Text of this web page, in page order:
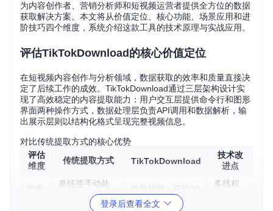
为内容创作者、营销分析师和短视频运营者提供全方位的数据
获取解决方案。本文将从价值定位、核心功能、场景应用和进
阶技巧四个维度，系统介绍这款工具的技术原理与实战应用。
评估TikTokDownload的核心价值定位
在短视频内容创作与分析领域，数据获取的效率和质量直接决
定了后续工作的成效。TikTokDownload通过三层架构设计实
现了高效稳定的内容提取能力：用户交互层提供命令行和图形
界面两种操作方式，数据处理层负责API调用和数据解析，输
出展示层则以结构化格式呈现完整视频信息。
对比传统提取方式的核心优势
评估
维度
传统提取方式 TikTokDownload
技术改
进点
效率
单链接手动处
理，耗时5-10
批量处理，平均30
秒/个
多线程
登录后查看全文